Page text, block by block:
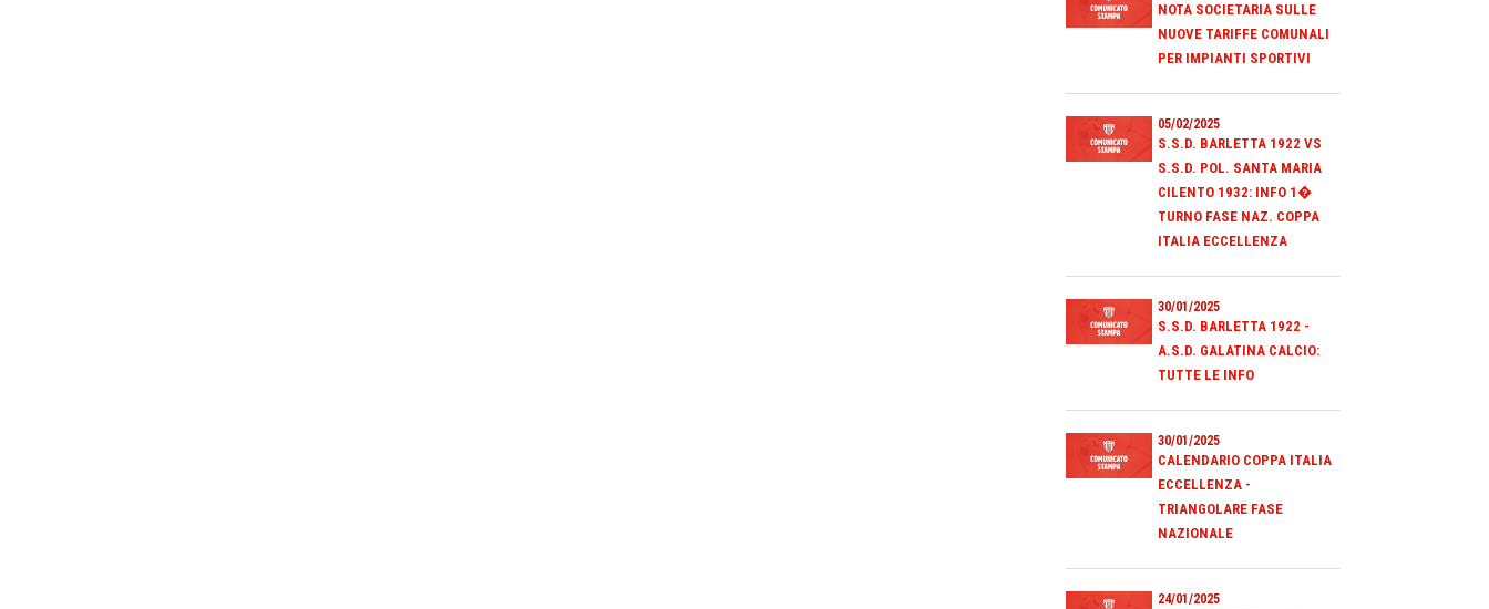
NOTA SOCIETARIA SULLE
NUOVE TARIFFE COMUNALI
PER IMPIANTI SPORTIVI
05/02/2025
S.S.D. BARLETTA 1922 VS
S.S.D. POL. SANTA MARIA
CILENTO 1932: INFO 1�
TURNO FASE NAZ. COPPA
ITALIA ECCELLENZA
30/01/2025
S.S.D. BARLETTA 1922 -
A.S.D. GALATINA CALCIO:
TUTTE LE INFO
30/01/2025
CALENDARIO COPPA ITALIA
ECCELLENZA -
TRIANGOLARE FASE
NAZIONALE
24/01/2025